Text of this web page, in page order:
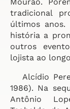
tradicional
últimos
história a
outros
lojista ao
Alcídio
1986). Na
Antônio